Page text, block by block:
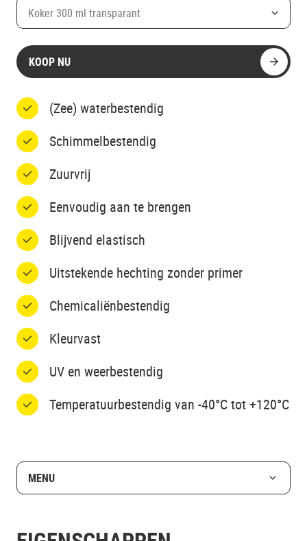
Koker 300 ml transparant
KOOP NU
(Zee) waterbestendig
Schimmelbestendig
Zuurvrij
Eenvoudig aan te brengen
Blijvend elastisch
Uitstekende hechting zonder primer
Chemicaliënbestendig
Kleurvast
UV en weerbestendig
Temperatuurbestendig van -40°C tot +120°C
MENU